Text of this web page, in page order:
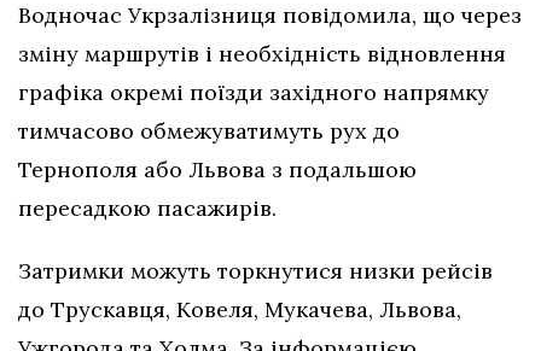
Водночас Укрзалізниця повідомила, що через
зміну маршрутів і необхідність відновлення
графіка окремі поїзди західного напрямку
тимчасово обмежуватимуть рух до
Тернополя або Львова з подальшою
пересадкою пасажирів.
Затримки можуть торкнутися низки рейсів
до Трускавця, Ковеля, Мукачева, Львова,